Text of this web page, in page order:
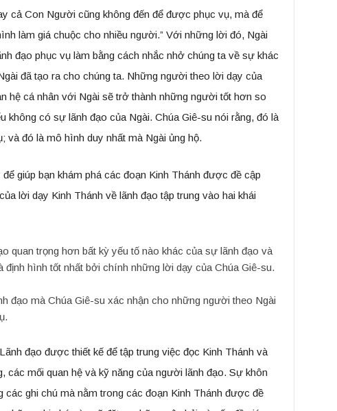
cả Con Người cũng không đến để được phục vụ, mà để
làm giá chuộc cho nhiều người.” Với những lời đó, Ngài
đạo phục vụ làm bằng cách nhắc nhở chúng ta về sự khác
đã tạo ra cho chúng ta. Những người theo lời dạy của
hệ cá nhân với Ngài sẽ trở thành những người tốt hơn so
không có sự lãnh đạo của Ngài. Chúa Giê-su nói rằng, đó là
và đó là mô hình duy nhất mà Ngài ủng hộ.
giúp bạn khám phá các đoạn Kinh Thánh được đề cập
lời dạy Kinh Thánh về lãnh đạo tập trung vào hai khái
quan trọng hơn bất kỳ yếu tố nào khác của sự lãnh đạo và
hình tốt nhất bởi chính những lời dạy của Chúa Giê-su.
đạo mà Chúa Giê-su xác nhận cho những người theo Ngài
đạo được thiết kế để tập trung việc đọc Kinh Thánh và
các mối quan hệ và kỹ năng của người lãnh đạo. Sự khôn
các ghi chú mà nằm trong các đoạn Kinh Thánh được đề